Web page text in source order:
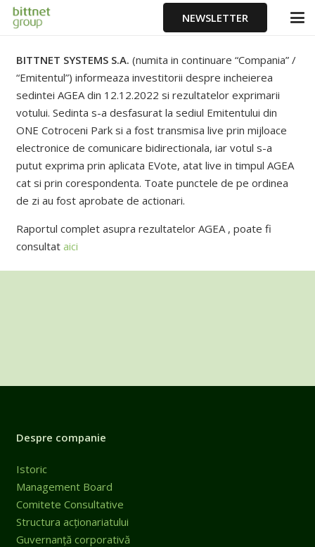
NEWSLETTER
BITTNET SYSTEMS S.A. (numita in continuare “Compania” /
“Emitentul”) informeaza investitorii despre incheierea
sedintei AGEA din 12.12.2022 si rezultatelor exprimarii
votului. Sedinta s-a desfasurat la sediul Emitentului din
ONE Cotroceni Park si a fost transmisa live prin mijloace
electronice de comunicare bidirectionala, iar votul s-a
putut exprima prin aplicata EVote, atat live in timpul AGEA
cat si prin corespondenta. Toate punctele de pe ordinea
de zi au fost aprobate de actionari.
Raportul complet asupra rezultatelor AGEA , poate fi
consultat aici
Despre companie
Istoric
Management Board
Comitete Consultative
Structura acționariatului
Guvernanță corporativă